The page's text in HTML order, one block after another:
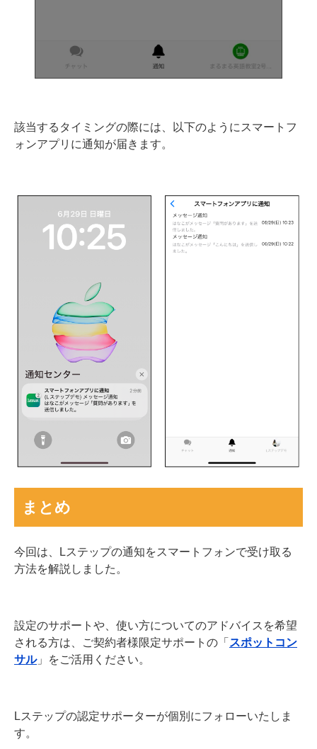
該当するタイミングの際には、以下のようにスマートフ
ォンアプリに通知が届きます。
まとめ
今回は、Lステップの通知をスマートフォンで受け取る
方法を解説しました。
設定のサポートや、使い方についてのアドバイスを希望
される方は、ご契約者様限定サポートの「 スポットコン
サル」をご活用ください。
Lステップの認定サポーターが個別にフォローいたしま
す。